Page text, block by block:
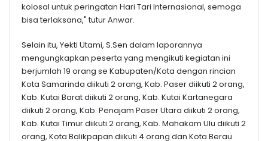
kolosal untuk peringatan Hari Tari Internasional, semoga
bisa terlaksana," tutur Anwar.
Selain itu, Yekti Utami, S.Sen dalam laporannya
mengungkapkan peserta yang mengikuti kegiatan ini
berjumlah 19 orang se Kabupaten/Kota dengan rincian
Kota Samarinda diikuti 2 orang, Kab. Paser diikuti 2 orang,
Kab. Kutai Barat diikuti 2 orang, Kab. Kutai Kartanegara
diikuti 2 orang, Kab. Penajam Paser Utara diikuti 2 orang,
Kab. Kutai Timur diikuti 2 orang, Kab. Mahakam Ulu diikuti 2
orang, Kota Balikpapan diikuti 4 orang dan Kota Berau